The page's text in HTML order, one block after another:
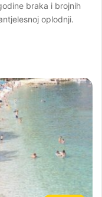
braka i brojnih
oplodnji.